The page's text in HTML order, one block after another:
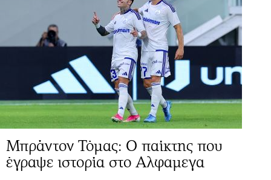
Μπράντον Τόμας: Ο παίκτης που
έγραψε ιστορία στο Αλφαμεγα